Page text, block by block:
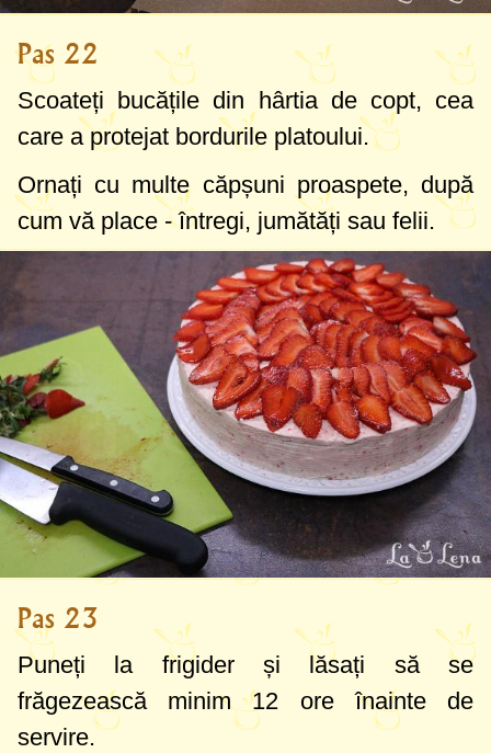
Pas 22
Scoateți bucățile din hârtia de copt, cea
care a protejat bordurile platoului.
Ornați cu multe căpșuni proaspete, după
cum vă place - întregi, jumătăți sau felii.
Pas 23
Puneți la frigider și lăsați să se
frăgezească minim 12 ore înainte de
servire.